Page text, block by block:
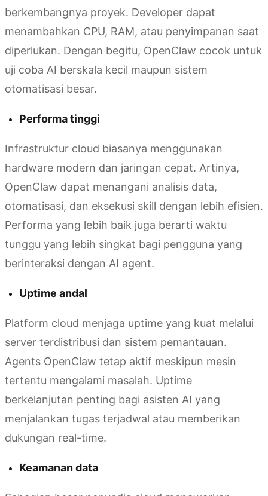
berkembangnya proyek. Developer dapat
menambahkan CPU, RAM, atau penyimpanan saat
diperlukan. Dengan begitu, OpenClaw cocok untuk
uji coba AI berskala kecil maupun sistem
otomatisasi besar.
Performa tinggi
Infrastruktur cloud biasanya menggunakan
hardware modern dan jaringan cepat. Artinya,
OpenClaw dapat menangani analisis data,
otomatisasi, dan eksekusi skill dengan lebih efisien.
Performa yang lebih baik juga berarti waktu
tunggu yang lebih singkat bagi pengguna yang
berinteraksi dengan AI agent.
Uptime andal
Platform cloud menjaga uptime yang kuat melalui
server terdistribusi dan sistem pemantauan.
Agents OpenClaw tetap aktif meskipun mesin
tertentu mengalami masalah. Uptime
berkelanjutan penting bagi asisten AI yang
menjalankan tugas terjadwal atau memberikan
dukungan real-time.
Keamanan data